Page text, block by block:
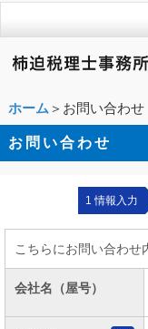
ホーム＞お問い合わせ
お問い合わせ